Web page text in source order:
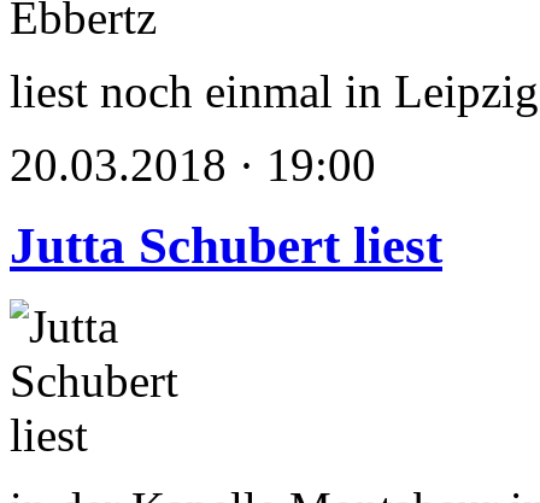
liest noch einmal in Leipzig
20.03.2018 · 19:00
Jutta Schubert liest